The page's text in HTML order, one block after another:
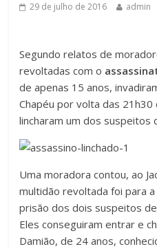
29 de julho de 2016 admin
Segundo relatos de
revoltadas com o
de apenas 15 anos,
Chapéu por volta das
lincharam um dos suspeitos
Uma moradora contou, ao
multidão revoltada foi para
prisão dos dois suspeitos
Eles conseguiram entrar e
Damião, de 24 anos,